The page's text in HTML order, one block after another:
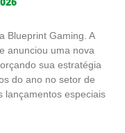
Blueprint Gaming. A
anunciou uma nova
sua estratégia
do ano no setor de
lançamentos especiais